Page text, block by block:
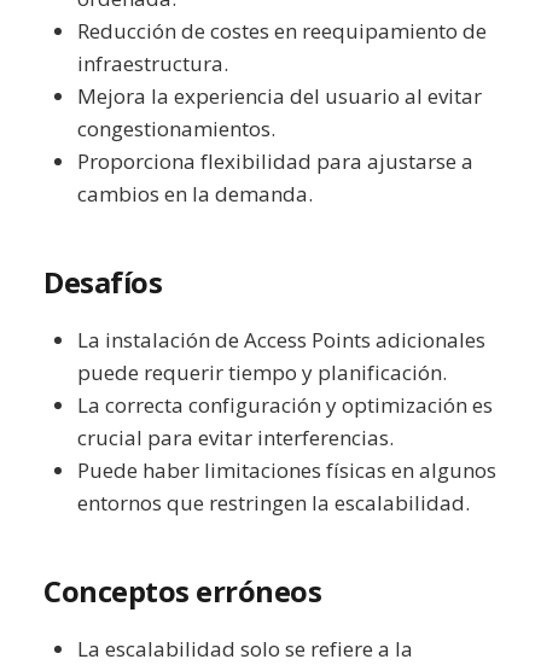
Reducción de costes en reequipamiento de
infraestructura.
Mejora la experiencia del usuario al evitar
congestionamientos.
Proporciona flexibilidad para ajustarse a
cambios en la demanda.
Desafíos
La instalación de Access Points adicionales
puede requerir tiempo y planificación.
La correcta configuración y optimización es
crucial para evitar interferencias.
Puede haber limitaciones físicas en algunos
entornos que restringen la escalabilidad.
Conceptos erróneos
La escalabilidad solo se refiere a la